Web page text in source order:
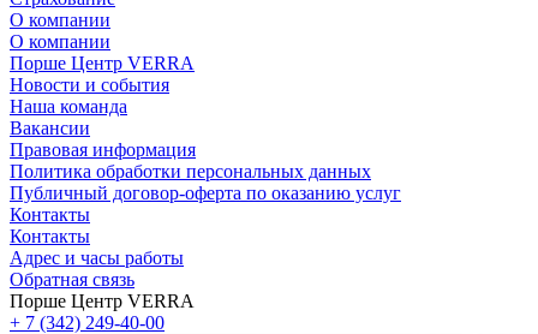
О компании
О компании
Порше Центр VERRA
Новости и события
Наша команда
Вакансии
Правовая информация
Политика обработки персональных данных
Публичный договор-оферта по оказанию услуг
Контакты
Контакты
Адрес и часы работы
Обратная связь
Порше Центр VERRA
+ 7 (342) 249-40-00